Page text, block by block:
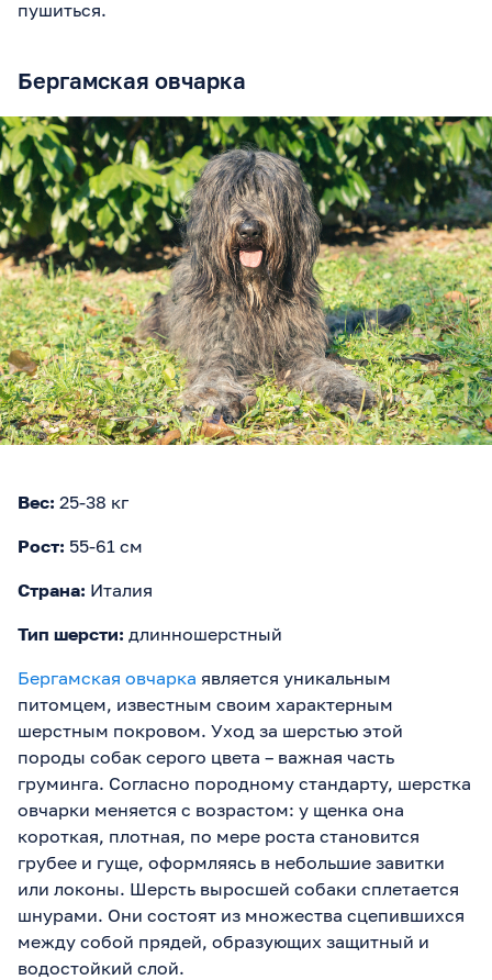
пушиться.
Бергамская овчарка
Вес: 25-38 кг
Рост: 55-61 см
Страна: Италия
Тип шерсти: длинношерстный
Бергамская овчарка является уникальным
питомцем, известным своим характерным
шерстным покровом. Уход за шерстью этой
породы собак серого цвета – важная часть
груминга. Согласно породному стандарту, шерстка
овчарки меняется с возрастом: у щенка она
короткая, плотная, по мере роста становится
грубее и гуще, оформляясь в небольшие завитки
или локоны. Шерсть выросшей собаки сплетается
шнурами. Они состоят из множества сцепившихся
между собой прядей, образующих защитный и
водостойкий слой.